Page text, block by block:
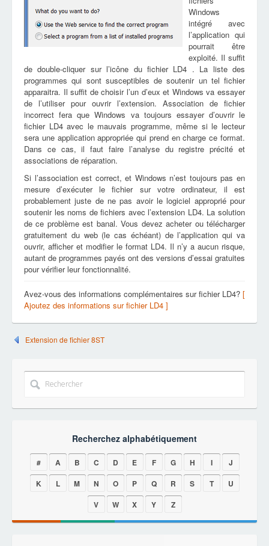
Windows
intégré avec
l’application qui
pourrait être
exploité. Il suffit
de double-cliquer sur l’icône du fichier LD4 . La liste des
programmes qui sont susceptibles de soutenir un tel fichier
apparaitra. Il suffit de choisir l’un d’eux et Windows va essayer
de l’utiliser pour ouvrir l’extension. Association de fichier
incorrect fera que Windows va toujours essayer d’ouvrir le
fichier LD4 avec le mauvais programme, même si le lecteur
sera une application appropriée qui prend en charge ce format.
Dans ce cas, il faut faire l’analyse du registre précité et
associations de réparation.
Si l’association est correct, et Windows n’est toujours pas en
mesure d’exécuter le fichier sur votre ordinateur, il est
probablement juste de ne pas avoir le logiciel approprié pour
soutenir les noms de fichiers avec l’extension LD4. La solution
de ce problème est banal. Vous devez acheter ou télécharger
gratuitement du web (le cas échéant) de l’application qui va
ouvrir, afficher et modifier le format LD4. Il n’y a aucun risque,
autant de programmes payés ont des versions d’essai gratuites
pour vérifier leur fonctionnalité.
Avez-vous des informations complémentaires sur fichier LD4? [
Ajoutez des informations sur fichier LD4 ]
Extension de fichier 8ST
Recherchez alphabétiquement
# A B C D E F G H I
J
K
L M N O P Q R S T
U
V
W X Y Z